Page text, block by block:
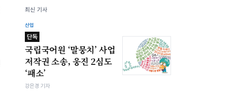
최신 기사
산업
단독
국립국어원 ‘말뭉치’ 사업
저작권 소송, 웅진 2심도
‘패소’
강은경 기자